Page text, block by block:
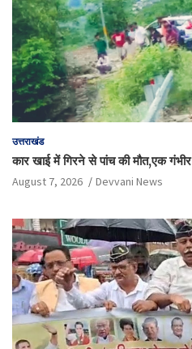
उत्तराखंड
कार खाई में गिरने से पांच की मौत,एक गंभीर
August 7, 2026 Devvani News